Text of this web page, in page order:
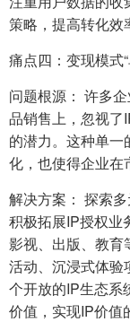
策略，提高转化效
痛点四：变现模式
问题根源： 许多
品销售上，忽视了
的潜力。这种单
化，也使得企业在
解决方案： 探索
积极拓展IP授权业
影视、出版、教育
活动、沉浸式体验
个开放的IP生态系
价值，实现IP价值